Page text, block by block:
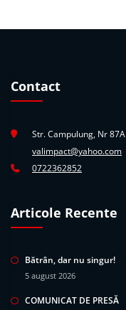
Contact
Str. Campulung, Nr 87A
valimpact@yahoo.com
0722362852
Articole Recente
Bătrân, dar nu singur!
5 august 2026
COMUNICAT DE PRESĂ